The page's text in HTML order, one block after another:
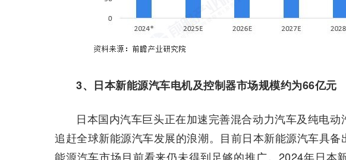
3、日本新能源汽车电机及控制器市场规模约为66亿元
日本国内汽车巨头正在加速完善混合动力汽车及纯电
追赶全球新能源汽车发展的浪潮。目前日本新能源汽车具
能源汽车市场目前看来仍未得到足够的推广。2024年日本